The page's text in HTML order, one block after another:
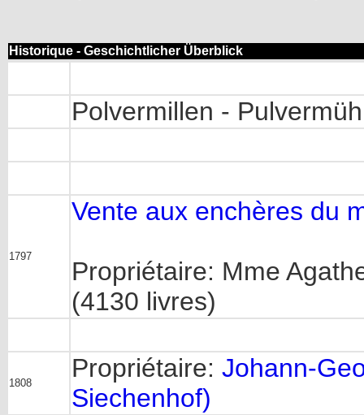
Historique - Geschichtlicher Überblick
Polvermillen -
1797
Vente aux enchères du
Propriétaire: Mme
(4130 livres)
1808
Propriétaire: Johann-
Siechenhof)